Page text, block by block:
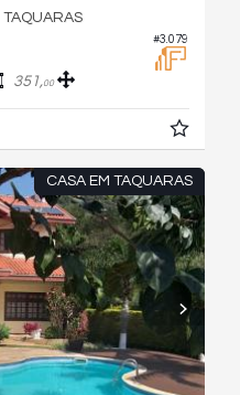
#3.079
TAQUARAS
351,00
CASA EM TAQUARAS